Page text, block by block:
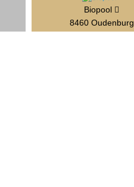
Biopool
8460 Oudenburg